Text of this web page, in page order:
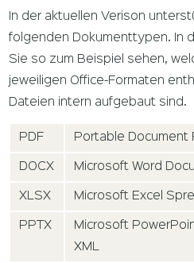
In der aktuellen Verison
folgenden Dokumenttypen. In
Sie so zum Beispiel sehen,
jeweiligen Office-Formaten
Dateien intern aufgebaut sind.
PDF Portable Document
DOCX Microsoft Word
XLSX Microsoft Excel
PPTX
Microsoft
XML